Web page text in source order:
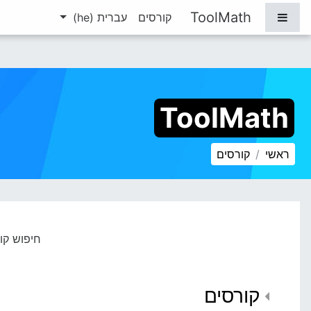
חלון סקירה צדדי
ToolMath קורסים עברית ‎(he)‎
ToolMath
ראשי קורסים
חיפוש
קורסים